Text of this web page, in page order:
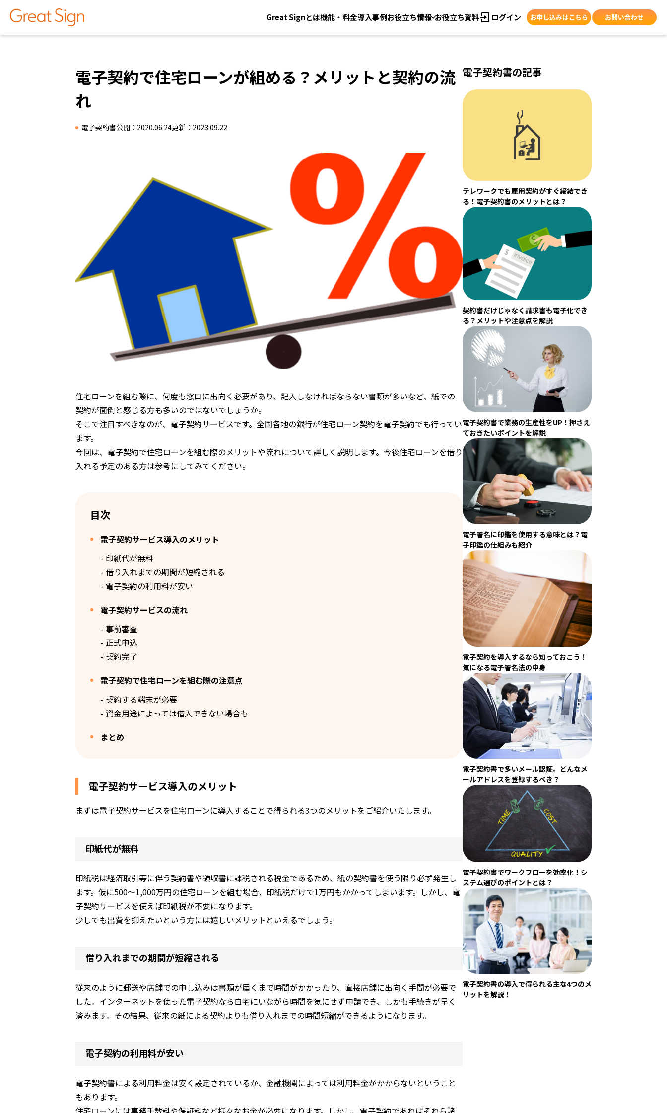
Great Signとは機能・料金導入事例お役立ち情報
特集コラム
イベント・セミナー 新着情報・お知らせ よくあるご質問
お役立ち資料 ログイン お申し込みはこちら お問い合わせ
電子契約で住宅ローンが組める？メリットと契約の流
れ
電子契約書公開：2020.06.24更新：2023.09.22
住宅ローンを組む際に、何度も窓口に出向く必要があり、記入しなければならない書類が多いなど、紙での
契約が面倒と感じる方も多いのではないでしょうか。
そこで注目すべきなのが、電子契約サービスです。全国各地の銀行が住宅ローン契約を電子契約でも行ってい
ます。
今回は、電子契約で住宅ローンを組む際のメリットや流れについて詳しく説明します。今後住宅ローンを借り
入れる予定のある方は参考にしてみてください。
目次
電子契約サービス導入のメリット
印紙代が無料
借り入れまでの期間が短縮される
電子契約の利用料が安い
電子契約サービスの流れ
事前審査
正式申込
契約完了
電子契約で住宅ローンを組む際の注意点
契約する端末が必要
資金用途によっては借入できない場合も
まとめ
電子契約サービス導入のメリット
まずは電子契約サービスを住宅ローンに導入することで得られる3つのメリットをご紹介いたします。
印紙代が無料
印紙税は経済取引等に伴う契約書や領収書に課税される税金であるため、紙の契約書を使う限り必ず発生し
ます。仮に500～1,000万円の住宅ローンを組む場合、印紙税だけで1万円もかかってしまいます。しかし、電
子契約サービスを使えば印紙税が不要になります。
少しでも出費を抑えたいという方には嬉しいメリットといえるでしょう。
借り入れまでの期間が短縮される
従来のように郵送や店舗での申し込みは書類が届くまで時間がかかったり、直接店舗に出向く手間が必要で
した。インターネットを使った電子契約なら自宅にいながら時間を気にせず申請でき、しかも手続きが早く
済みます。その結果、従来の紙による契約よりも借り入れまでの時間短縮ができるようになります。
電子契約の利用料が安い
電子契約書による利用料金は安く設定されているか、金融機関によっては利用料金がかからないということ
もあります。
住宅ローンには事務手数料や保証料など様々なお金が必要になります。しかし、電子契約であればそれら諸
電子契約書の記事
テレワークでも雇用契約がすぐ締結でき
る！電子契約書のメリットとは？
契約書だけじゃなく請求書も電子化でき
る？メリットや注意点を解説
電子契約書で業務の生産性をUP！押さえ
ておきたいポイントを解説
電子署名に印鑑を使用する意味とは？電
子印鑑の仕組みも紹介
電子契約を導入するなら知っておこう！
気になる電子署名法の中身
電子契約書で多いメール認証。どんなメ
ールアドレスを登録するべき？
電子契約書でワークフローを効率化！シ
ステム選びのポイントとは？
電子契約書の導入で得られる主な4つのメ
リットを解説！